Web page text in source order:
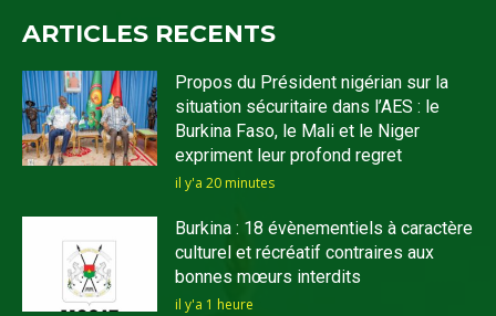
ARTICLES RECENTS
Propos du Président nigérian sur la
situation sécuritaire dans l’AES : le
Burkina Faso, le Mali et le Niger
expriment leur profond regret
il y'a 20 minutes
Burkina : 18 évènementiels à caractère
culturel et récréatif contraires aux
bonnes mœurs interdits
il y'a 1 heure